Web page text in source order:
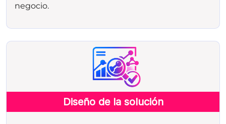
negocio.
Diseño de la solución